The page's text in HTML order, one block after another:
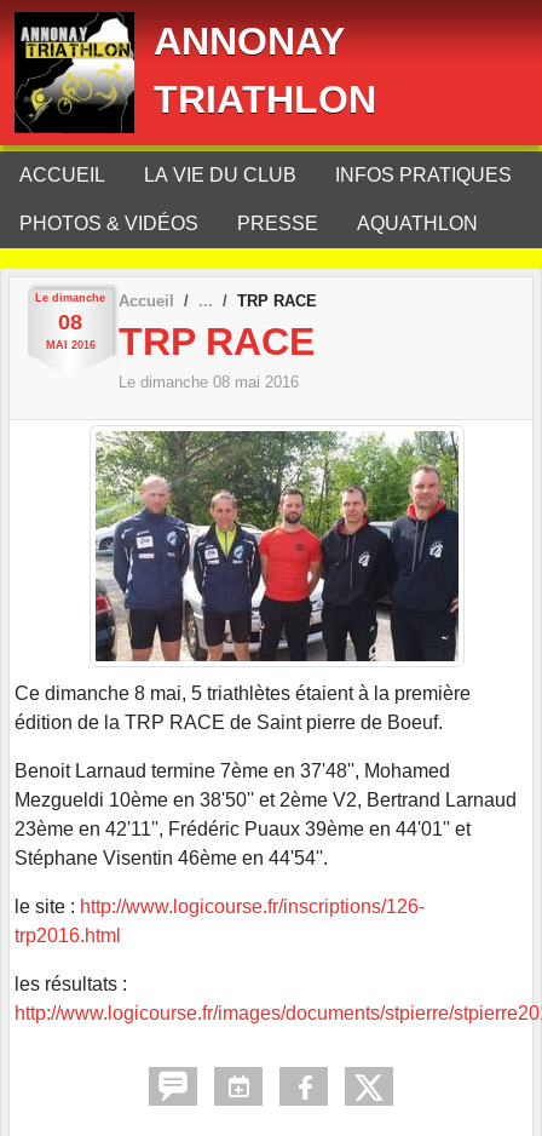
ANNONAY
TRIATHLON
ACCUEIL LA VIE DU CLUB INFOS PRATIQUES
PHOTOS & VIDÉOS PRESSE AQUATHLON
Le dimanche
08
MAI 2016
Accueil TRP RACE
TRP RACE
Le dimanche 08 mai 2016
Ce dimanche 8 mai, 5 triathlètes étaient à la première
édition de la TRP RACE de Saint pierre de Boeuf.
Benoit Larnaud termine 7ème en 37'48'', Mohamed
Mezgueldi 10ème en 38'50'' et 2ème V2, Bertrand Larnaud
23ème en 42'11'', Frédéric Puaux 39ème en 44'01'' et
Stéphane Visentin 46ème en 44'54''.
le site : http://www.logicourse.fr/inscriptions/126-
trp2016.html
les résultats :
http://www.logicourse.fr/images/documents/stpierre/
Panneau de gestion des cookies